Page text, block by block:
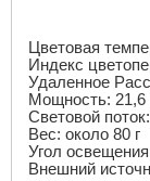
Цветовая
Индекс
Удаленное
Мощность: 21,6
Световой
Вес: около 80 г
Угол
Внешний